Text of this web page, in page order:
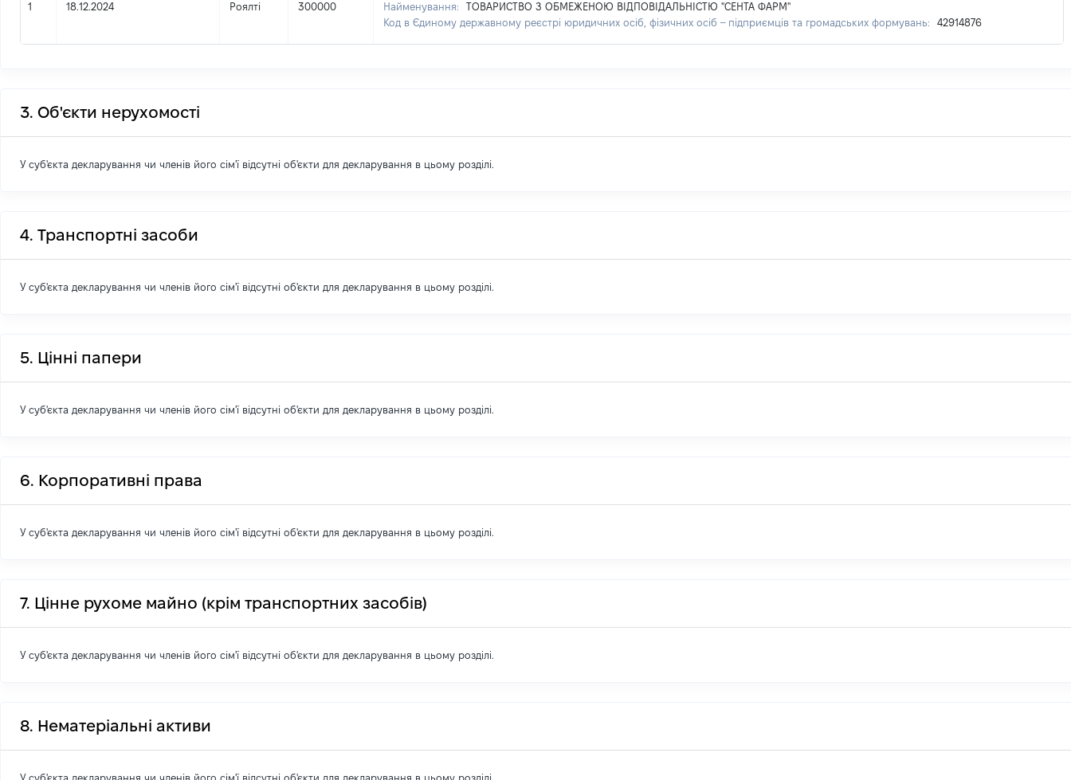
1 18.12.2024 Роялті 300000
Найменування:
ТОВАРИСТВО З ОБМЕЖЕНОЮ ВІДПОВІДАЛЬНІСТЮ "СЕНТА ФАРМ"
Код в Єдиному державному реєстрі юридичних осіб, фізичних осіб – підприємців та громадських формувань:
42914876
3. Об'єкти нерухомості
У суб'єкта декларування чи членів його сім'ї відсутні об'єкти для декларування в цьому розділі.
4. Транспортні засоби
У суб'єкта декларування чи членів його сім'ї відсутні об'єкти для декларування в цьому розділі.
5. Цінні папери
У суб'єкта декларування чи членів його сім'ї відсутні об'єкти для декларування в цьому розділі.
6. Корпоративні права
У суб'єкта декларування чи членів його сім'ї відсутні об'єкти для декларування в цьому розділі.
7. Цінне рухоме майно (крім транспортних засобів)
У суб'єкта декларування чи членів його сім'ї відсутні об'єкти для декларування в цьому розділі.
8. Нематеріальні активи
У суб'єкта декларування чи членів його сім'ї відсутні об'єкти для декларування в цьому розділі.